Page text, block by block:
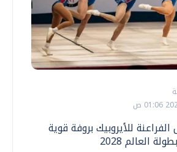
للأيروبيك بروفة قوية
العالم 2028